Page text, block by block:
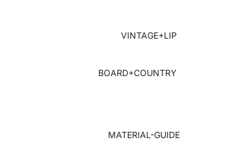
VINTAGE+LIP
BOARD+COUNTRY
MATERIAL-GUIDE